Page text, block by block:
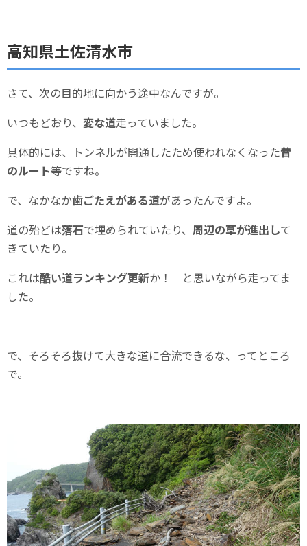
高知県土佐清水市
さて、次の目的地に向かう途中なんですが。
いつもどおり、 変な道走っていました。
具体的には、トンネルが開通したため使われなくなった昔
のルート等ですね。
で、なかなか歯ごたえがある道があったんですよ。
道の殆どは落石で埋められていたり、 周辺の草が進出して
きていたり。
これは酷い道ランキング更新か！ と思いながら走ってま
した。
で、そろそろ抜けて大きな道に合流できるな、ってところ
で。